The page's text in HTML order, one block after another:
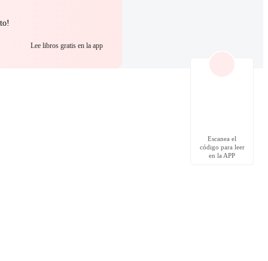
Lee libros gratis en la app
Escanea el
código para leer
en la APP